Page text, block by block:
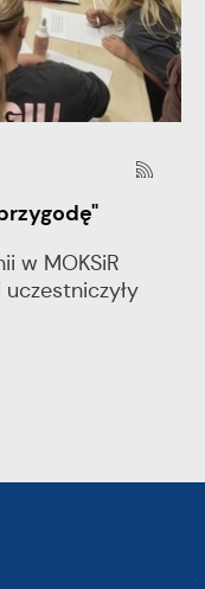
w MOKSiR
uczestniczyły